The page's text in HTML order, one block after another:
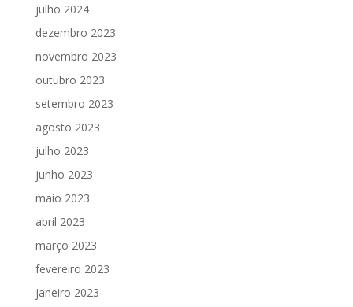
julho 2024
dezembro 2023
novembro 2023
outubro 2023
setembro 2023
agosto 2023
julho 2023
junho 2023
maio 2023
abril 2023
março 2023
fevereiro 2023
janeiro 2023